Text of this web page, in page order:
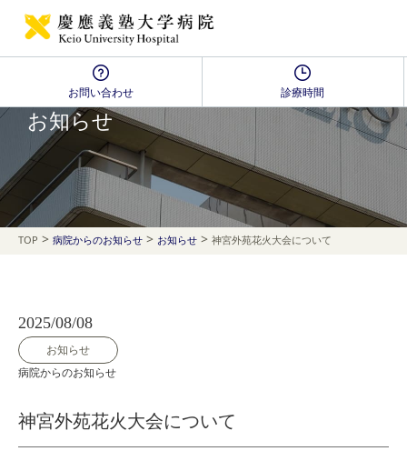
お問い合わせ 診療時間
お知らせ
TOP > 病院からのお知らせ > お知らせ > 神宮外苑花火大会について
2025/08/08
お知らせ
病院からのお知らせ
神宮外苑花火大会について